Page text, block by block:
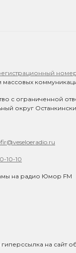
с ограниченной
округ
10-10
на радио Юмор FM
на сайт